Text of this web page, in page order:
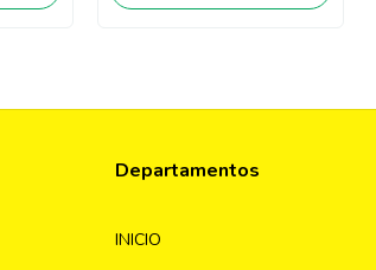
Departamentos
INICIO